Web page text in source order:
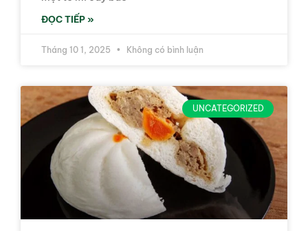
ĐỌC TIẾP »
Tháng 10 1, 2025 Không có bình luận
UNCATEGORIZED